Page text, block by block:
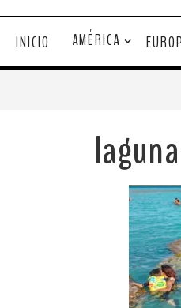
INICIO AMÉRICA